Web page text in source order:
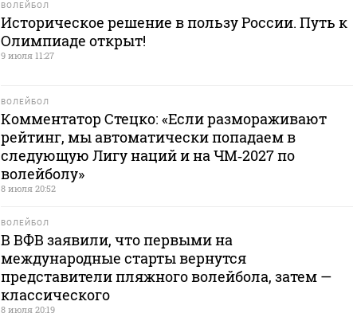
ВОЛЕЙБОЛ
Историческое решение в пользу России. Путь к
Олимпиаде открыт!
9 июля 11:27
ВОЛЕЙБОЛ
Комментатор Стецко: «Если размораживают
рейтинг, мы автоматически попадаем в
следующую Лигу наций и на ЧМ‑2027 по
волейболу»
8 июля 20:52
ВОЛЕЙБОЛ
В ВФВ заявили, что первыми на
международные старты вернутся
представители пляжного волейбола, затем —
классического
8 июля 20:19